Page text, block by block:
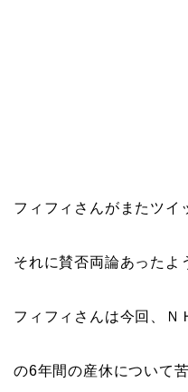
フィフィさんがまたツイ
それに賛否両論あったよ
フィフィさんは今回、Ｎ
の6年間の産休について